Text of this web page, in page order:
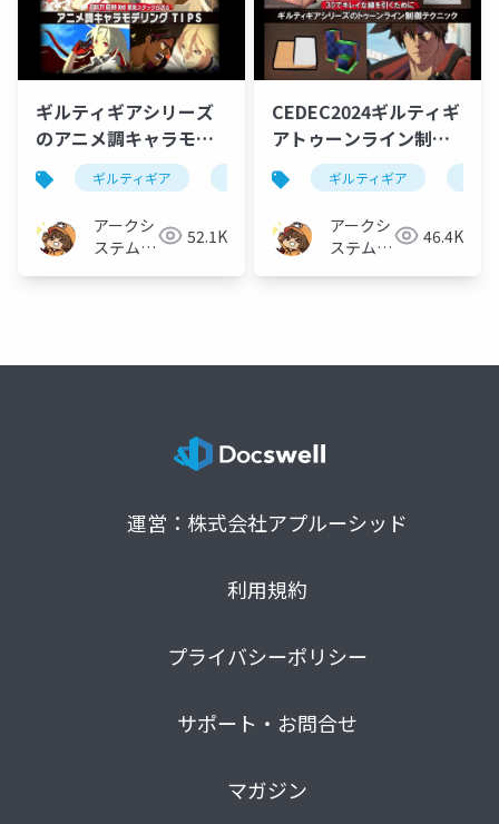
ギルティギアシリーズ
のアニメ調キャラモデ
リングTIPSギルティギア guiltygear ggst 3dmodel
アークシ
ステムワ
52.1K
CEDEC2024ギルティギ
アトゥーンライン制御
テクニックギルティギア
アークシ
ステムワ
46.4K
運営：株式会社アプルーシッド
利用規約
プライバシーポリシー
サポート・お問合せ
マガジン